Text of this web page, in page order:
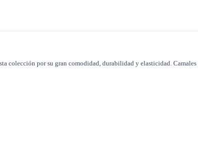
colección por su gran comodidad, durabilidad y elasticidad. Camales